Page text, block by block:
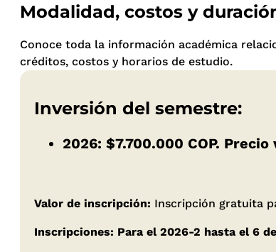
Modalidad, costos y
Conoce toda la información académica
créditos, costos y horarios de estudio.
Inversión del semestre:
2026: $7.700.000 COP. Precio
Valor de inscripción: Inscripción gratuita
Inscripciones: Para el 2026-2 hasta el 6